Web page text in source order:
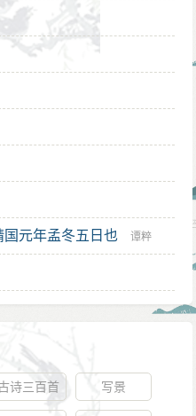
元年孟冬五日也 谭粹
诗三百首 写景